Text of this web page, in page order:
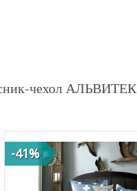
чехол АЛЬВИТЕК
-41%